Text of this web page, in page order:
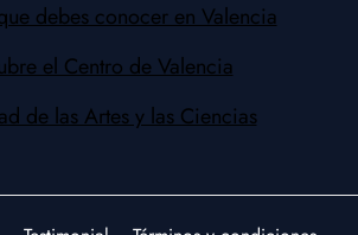
debes conocer en Valencia
el Centro de Valencia
de las Artes y las Ciencias